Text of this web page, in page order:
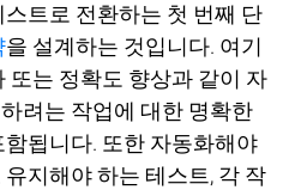
트로 전환하는 첫 번째 단
을 설계하는 것입니다. 여기
또는 정확도 향상과 같이 자
려는 작업에 대한 명확한
함됩니다. 또한 자동화해야
지해야 하는 테스트, 각 작